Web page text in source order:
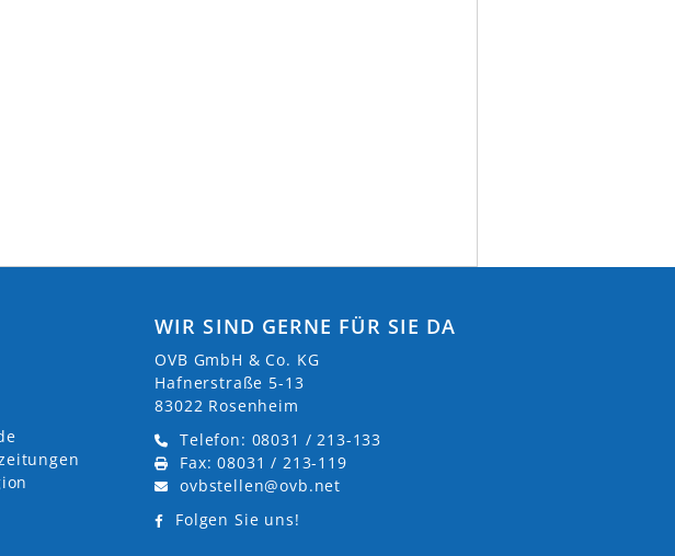
WIR SIND GERNE FÜR SIE DA
OVB GmbH & Co. KG
Hafnerstraße 5-13
83022 Rosenheim
Telefon: 08031 / 213-133
Fax: 08031 / 213-119
ovbstellen@ovb.net
Folgen Sie uns!